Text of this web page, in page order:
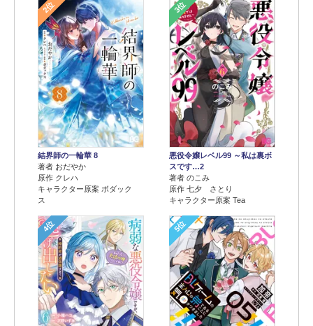
2位
結界師の一輪華 8
著者 おだやか
原作 クレハ
キャラクター原案 ボダック
ス
3位
悪役令嬢レベル99 ～私は裏ボ
スです…2
著者 のこみ
原作 七夕 さとり
キャラクター原案 Tea
4位 5位